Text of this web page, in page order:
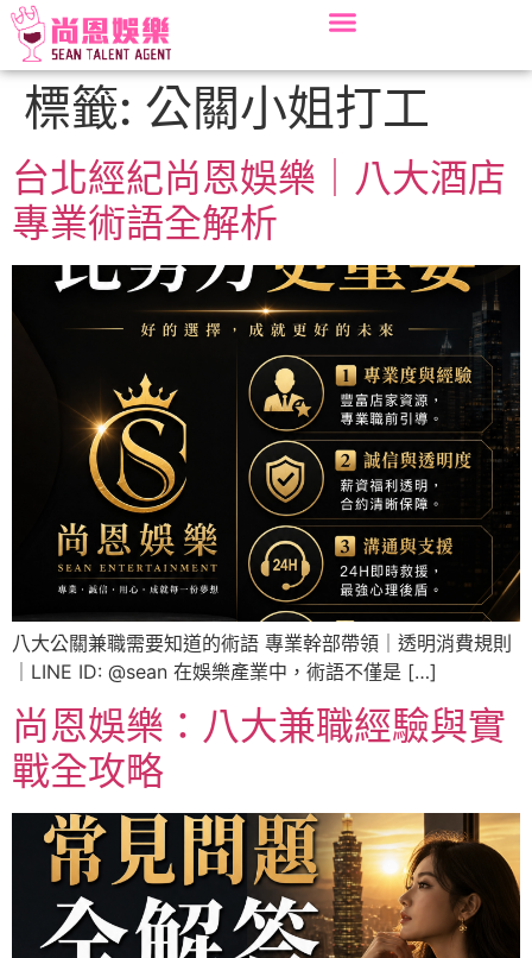
標籤: 公關小姐打工
台北經紀尚恩娛樂｜八大酒店
專業術語全解析
八大公關兼職需要知道的術語 專業幹部帶領｜透明消費規則
｜LINE ID: @sean 在娛樂產業中，術語不僅是 […]
尚恩娛樂：八大兼職經驗與實
戰全攻略